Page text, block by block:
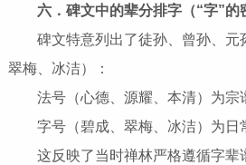
六．碑文中的辈分排字（“字”的
碑文特意列出了徒孙、曾孙、元孙
翠梅、冰洁）：
法号（心德、源耀、本清）为宗
字号（碧成、翠梅、冰洁）为日
这反映了当时禅林严格遵循字辈谱